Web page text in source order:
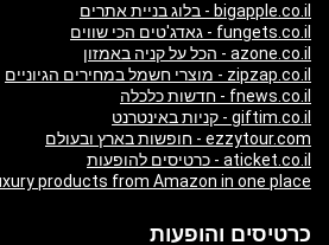
bigapple.co.il - בלוג בניית אתרים
fungets.co.il - גאדג'טים הכי שווים
azone.co.il - הכל על קניה באמזון
zipzap.co.il - מוצרי חשמל במחירים הגיוניים
fnews.co.il - חדשות כלכלה
giftim.co.il - קניות באינטרנט
ezzytour.com - חופשות בארץ ובעולם
aticket.co.il - כרטיסים להופעות
products from Amazon in one place
כרטיסים והופעות